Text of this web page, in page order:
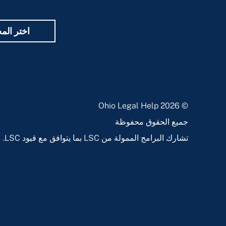
اختر
© 2026 Ohio Legal Help
جميع الحقوق محفوظة
تشارك البرامج الممولة من LSC بما يتوافق مع قيود LSC.